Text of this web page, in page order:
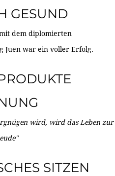
GESUND
dem diplomierten
Juen war ein voller Erfolg.
wird, wird das Leben zur
SITZEN